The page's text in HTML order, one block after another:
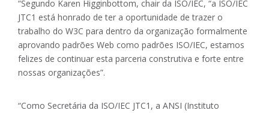
“Segundo Karen Higginbottom, chair da ISO/IEC, “a ISO/IEC
JTC1 está honrado de ter a oportunidade de trazer o
trabalho do W3C para dentro da organização formalmente
aprovando padrões Web como padrões ISO/IEC, estamos
felizes de continuar esta parceria construtiva e forte entre
nossas organizações”.
“Como Secretária da ISO/IEC JTC1, a ANSI (Instituto